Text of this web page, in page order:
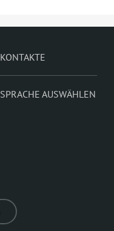
KONTAKTE
SPRACHE AUSWÄHLEN